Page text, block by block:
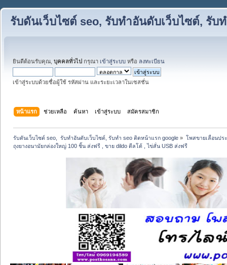
รับดันเว็บไซต์ seo, รับทำอันดับเว็บไซต์, รับ
ยินดีต้อนรับคุณ, บุคคลทั่วไป กรุณา เข้าสู่ระบบ หรือ ลงทะเบียน
เข้าสู่ระบบด้วยชื่อผู้ใช้ รหัสผ่าน และระยะเวลาในเซสชั่น
หน้าแรก ช่วยเหลือ ค้นหา เข้าสู่ระบบ สมัครสมาชิก
รับดันเว็บไซต์ seo,  รับทำอันดับเว็บไซต์, รับทำ seo ติดหน้าแรก google » โพสขายเลื่อนปร
ถุงยางอนามัยกล่องใหญ่ 100 ชิ้น ส่งฟรี , ขาย dildo ดีลโด้ , ไข่สั่น USB ส่งฟรี